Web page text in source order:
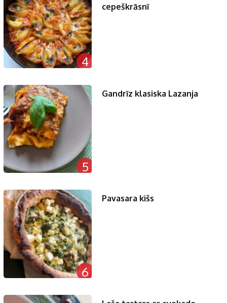
4
cepeškrāsnī
5
Gandrīz klasiska Lazanja
6
Pavasara kišs